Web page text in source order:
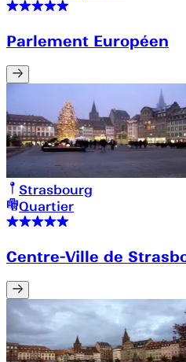
Parlement Européen
Strasbourg
Quartier
Centre-Ville de